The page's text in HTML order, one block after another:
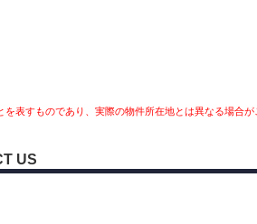
表すものであり、実際の物件所在地とは異なる場合が
US